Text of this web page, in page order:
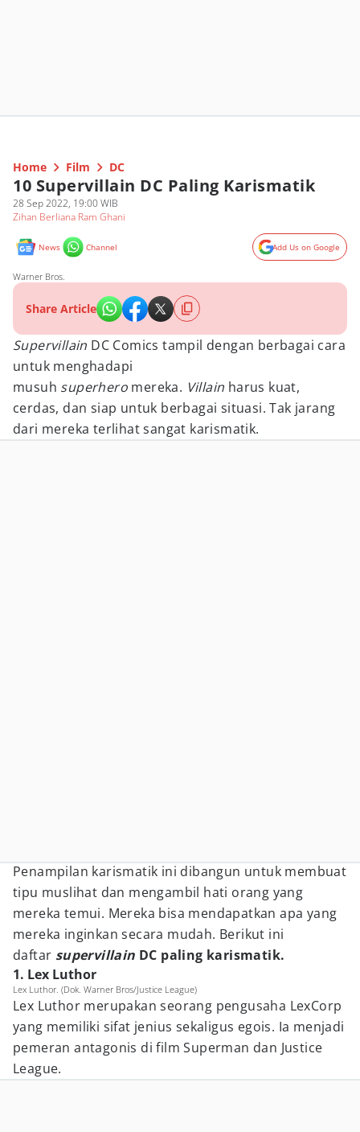
Home Film DC
10 Supervillain DC Paling Karismatik
28 Sep 2022, 19:00 WIB
Zihan Berliana Ram Ghani
News Channel Add Us on Google
Warner Bros.
Share Article
Supervillain DC Comics tampil dengan berbagai cara
untuk menghadapi
musuh superhero mereka. Villain harus kuat,
cerdas, dan siap untuk berbagai situasi. Tak jarang
dari mereka terlihat sangat karismatik.
Penampilan karismatik ini dibangun untuk membuat
tipu muslihat dan mengambil hati orang yang
mereka temui. Mereka bisa mendapatkan apa yang
mereka inginkan secara mudah. Berikut ini
daftar supervillain DC paling karismatik.
1. Lex Luthor
Lex Luthor. (Dok. Warner Bros/Justice League)
Lex Luthor merupakan seorang pengusaha LexCorp
yang memiliki sifat jenius sekaligus egois. Ia menjadi
pemeran antagonis di film Superman dan Justice
League.